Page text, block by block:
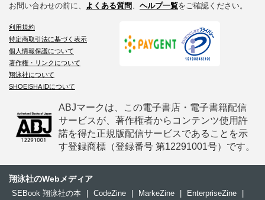
お問い合わせの前に、 よくある質問、 ヘルプ一覧をご確認ください。
利用規約
特定商取引法に基づく表示
個人情報保護について
著作権・リンクについて
翔泳社について
SHOEISHA iDについて
ABJマークは、この電子書店・電子書籍配信
サービスが、著作権者からコンテンツ使用許
諾を得た正規版配信サービスであることを示
す登録商標（登録番号 第12291001号）です。
翔泳社のWebメディア
SEBook 翔泳社の本 CodeZine MarkeZine EnterpriseZine